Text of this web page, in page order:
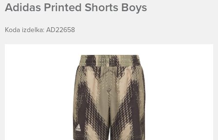
Adidas Printed Shorts Boys
Koda izdelka: AD22658